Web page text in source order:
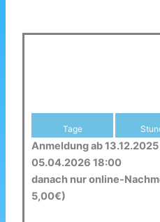
Tage
Anmeldung ab
05.04.2026 18:00
danach nur online-
5,00€)